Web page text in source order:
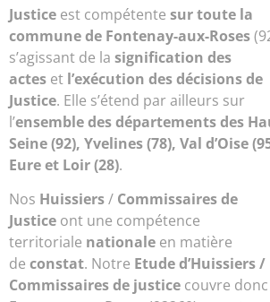
Justice est compétente sur toute la
commune de Fontenay-aux-Roses
s’agissant de la signification des
actes et l’exécution des décisions de
Justice. Elle s’étend par ailleurs sur
l’ensemble des départements des
Seine (92), Yvelines (78), Val d’Oise
Eure et Loir (28).
Nos Huissiers/ Commissaires de
Justice ont une compétence
territoriale nationale en matière
de constat. Notre Etude d’Huissiers /
Commissaires de justice couvre donc